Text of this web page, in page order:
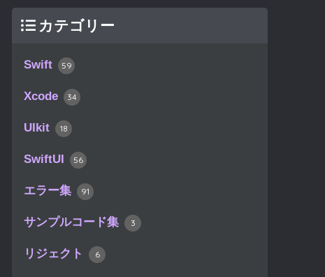
カテゴリー
Swift 59
Xcode 34
UIkit 18
SwiftUI 56
エラー集 91
サンプルコード集 3
リジェクト 6